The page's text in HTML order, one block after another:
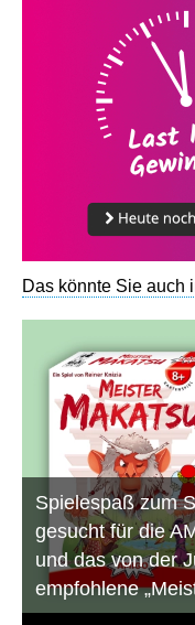
Das könnte Sie auch
Spielespaß zum
gesucht für die
und das von der
empfohlene